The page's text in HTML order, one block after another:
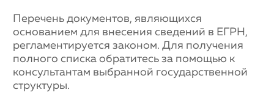
Перечень документов, являющихся
основанием для внесения сведений в ЕГРН,
регламентируется законом. Для получения
полного списка обратитесь за помощью к
консультантам выбранной государственной
структуры.